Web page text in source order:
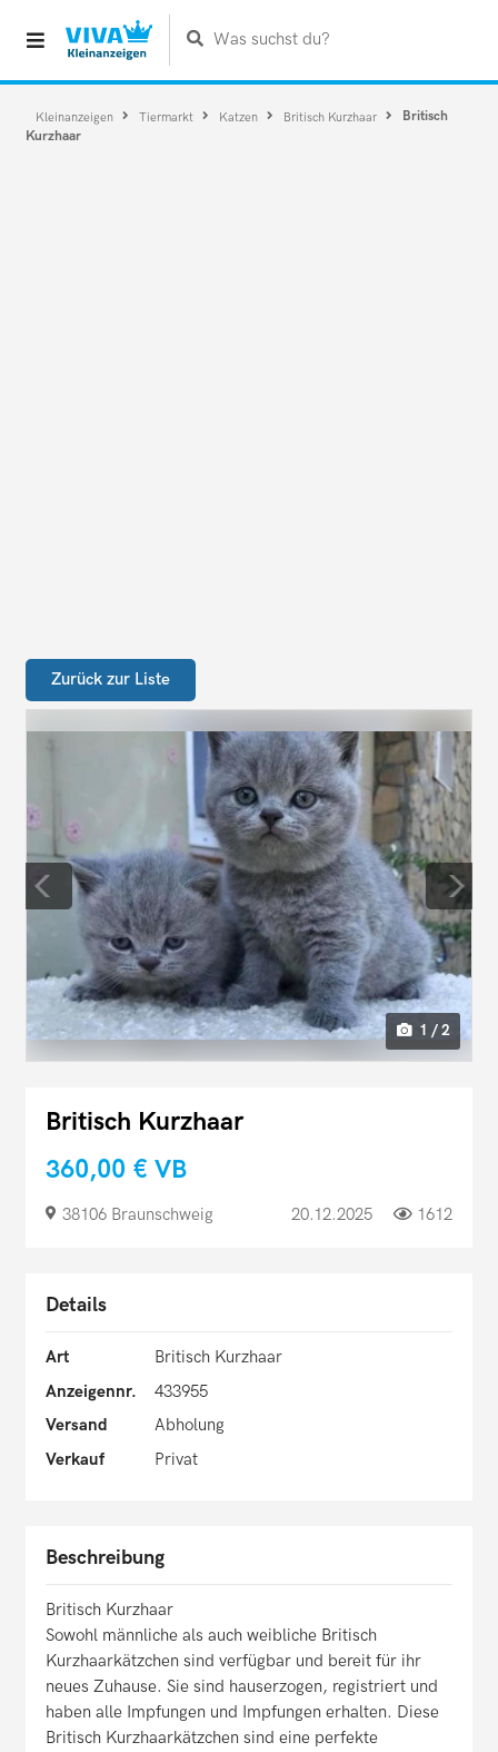
Was suchst du?
Kleinanzeigen Tiermarkt Katzen Britisch Kurzhaar
Britisch
Kurzhaar
Zurück zur Liste
1 / 2
Britisch Kurzhaar
360,00 € VB
38106 Braunschweig 20.12.2025 1612
Details
Art
Britisch Kurzhaar
Anzeigennr.
433955
Versand
Abholung
Verkauf
Privat
Beschreibung
Britisch Kurzhaar
Sowohl männliche als auch weibliche Britisch
Kurzhaarkätzchen sind verfügbar und bereit für ihr
neues Zuhause. Sie sind hauserzogen, registriert und
haben alle Impfungen und Impfungen erhalten. Diese
Britisch Kurzhaarkätzchen sind eine perfekte